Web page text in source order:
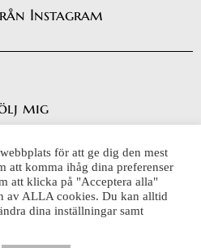
Instagram
mig
för att ge dig den mest
att komma ihåg dina preferenser
att klicka på "Acceptera alla"
av ALLA cookies. Du kan alltid
dina inställningar samt